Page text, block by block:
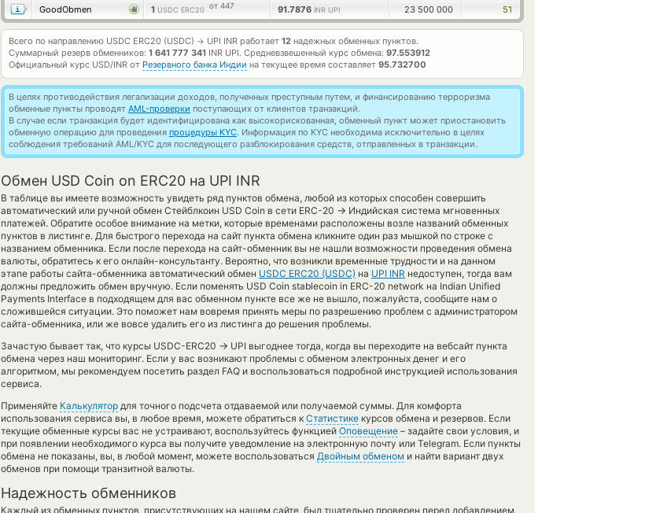
GoodObmen
1 USDC ERC20 от 447 91.7876 INR UPI 23 500 000 51
Всего по направлению USDC ERC20 (USDC) → UPI INR работает 12 надежных обменных пунктов.
Суммарный резерв обменников: 1 641 777 341 INR UPI. Средневзвешенный курс обмена: 97.553912
Официальный курс USD/INR от Резервного банка Индии на текущее время составляет 95.732700
В целях противодействия легализации доходов, полученных преступным путем, и финансированию терроризма
обменные пункты проводят AML-проверки поступающих от клиентов транзакций.
В случае если транзакция будет идентифицирована как высокорискованная, обменный пункт может приостановить
обменную операцию для проведения процедуры KYC. Информация по KYC необходима исключительно в целях
соблюдения требований AML/KYC для последующего разблокирования средств, отправленных в транзакции.
Обмен USD Coin on ERC20 на UPI INR
В таблице вы имеете возможность увидеть ряд пунктов обмена, любой из которых способен совершить
автоматический или ручной обмен Стейблкоин USD Coin в сети ERC-20 → Индийская система мгновенных
платежей. Обратите особое внимание на метки, которые временами расположены возле названий обменных
пунктов в листинге. Для быстрого перехода на сайт пункта обмена кликните один раз мышкой по строке с
названием обменника. Если после перехода на сайт-обменник вы не нашли возможности проведения обмена
валюты, обратитесь к его онлайн-консультанту. Вероятно, что возникли временные трудности и на данном
этапе работы сайта-обменника автоматический обмен USDC ERC20 (USDC) на UPI INR недоступен, тогда вам
должны предложить обмен вручную. Если поменять USD Coin stablecoin in ERC-20 network на Indian Unified
Payments Interface в подходящем для вас обменном пункте все же не вышло, пожалуйста, сообщите нам о
сложившейся ситуации. Это поможет нам вовремя принять меры по разрешению проблем с администратором
сайта-обменника, или же вовсе удалить его из листинга до решения проблемы.
Зачастую бывает так, что курсы USDC-ERC20 → UPI выгоднее тогда, когда вы переходите на вебсайт пункта
обмена через наш мониторинг. Если у вас возникают проблемы с обменом электронных денег и его
алгоритмом, мы рекомендуем посетить раздел FAQ и воспользоваться подробной инструкцией использования
сервиса.
Применяйте Калькулятор для точного подсчета отдаваемой или получаемой суммы. Для комфорта
использования сервиса вы, в любое время, можете обратиться к Статистике курсов обмена и резервов. Если
текущие обменные курсы вас не устраивают, воспользуйтесь функцией Оповещение – задайте свои условия, и
при появлении необходимого курса вы получите уведомление на электронную почту или Telegram. Если пункты
обмена не показаны, вы, в любой момент, можете воспользоваться Двойным обменом и найти вариант двух
обменов при помощи транзитной валюты.
Надежность обменников
Каждый из обменных пунктов, присутствующих на нашем сайте, был тщательно проверен перед добавлением,